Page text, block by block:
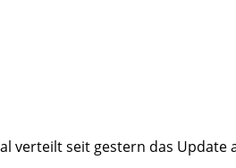
verteilt seit gestern das